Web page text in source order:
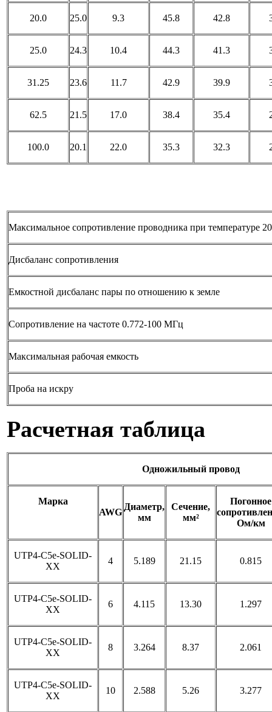
20.0 25.0 9.3 45.8 42.8
25.0 24.3 10.4 44.3 41.3
31.25 23.6 11.7 42.9 39.9
62.5 21.5 17.0 38.4 35.4
100.0 20.1 22.0 35.3 32.3
Максимальное сопротивление проводника при температуре
Дисбаланс сопротивления
Емкостной дисбаланс пары по отношению к земле
Сопротивление на частоте 0.772-100 МГц
Максимальная рабочая емкость
Проба на искру
Расчетная таблица
Одножильный провод
Марка
AWG
Диаметр,
мм
Сечение,
мм²
Погонное
Ом/км
UTP4-C5e-SOLID-
XX
4 5.189 21.15 0.815
UTP4-C5e-SOLID-
XX
6 4.115 13.30 1.297
UTP4-C5e-SOLID-
XX
8 3.264 8.37 2.061
UTP4-C5e-SOLID-
XX
10 2.588 5.26 3.277